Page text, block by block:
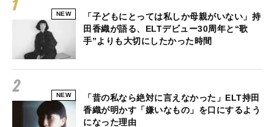
NEW
「子どもにとっては私しか母親がいない」持
田香織が語る、ELTデビュー30周年と“歌
手”よりも大切にしたかった時間
NEW
「昔の私なら絶対に言えなかった」ELT持田
香織が明かす「嫌いなもの」を口にするよう
になった理由